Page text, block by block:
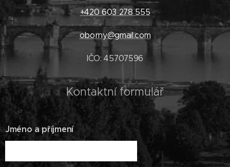
+420 603 278 555
oborny@gmail.com
IČO: 45707596
Kontaktní formulář
Jméno a příjmení